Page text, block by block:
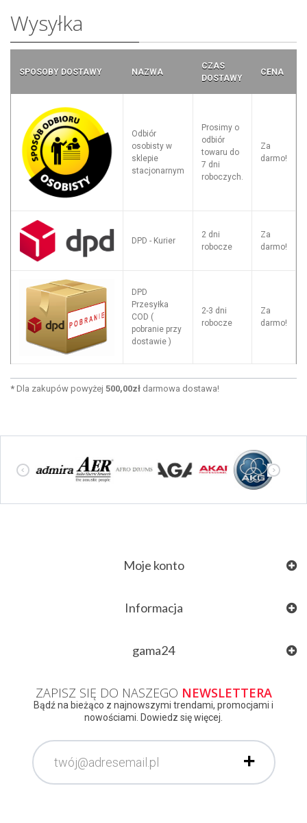
Wysyłka
SPOSOBY DOSTAWY NAZWA
CZAS
DOSTAWY
CENA
Odbiór
osobisty w
sklepie
stacjonarnym
Prosimy o
odbiór
towaru do
7 dni
roboczych.
Za
darmo!
DPD - Kurier
2 dni
robocze
Za
darmo!
DPD
Przesyłka
COD (
pobranie przy
dostawie )
2-3 dni
robocze
Za
darmo!
* Dla zakupów powyżej 500,00zł darmowa dostawa!
Moje konto
Informacja
gama24
ZAPISZ SIĘ DO NASZEGO NEWSLETTERA
Bądź na bieżąco z najnowszymi trendami, promocjami i
nowościami. Dowiedz się więcej.